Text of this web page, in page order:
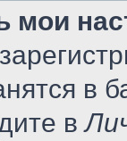
мои
в
в